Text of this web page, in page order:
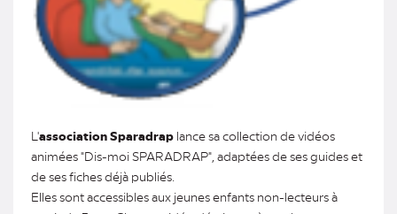
L'association Sparadrap lance sa collection de vidéos
animées "Dis-moi SPARADRAP", adaptées de ses guides et
de ses fiches déjà publiés.
Elles sont accessibles aux jeunes enfants non-lecteurs à